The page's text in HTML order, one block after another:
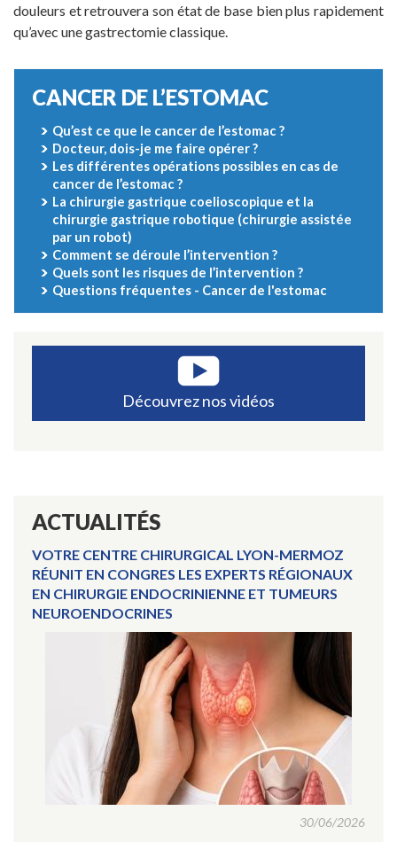
douleurs et retrouvera son état de base bien plus rapidement
qu’avec une gastrectomie classique.
CANCER DE L’ESTOMAC
Qu’est ce que le cancer de l’estomac ?
Docteur, dois-je me faire opérer ?
Les différentes opérations possibles en cas de
cancer de l’estomac ?
La chirurgie gastrique coelioscopique et la
chirurgie gastrique robotique (chirurgie assistée
par un robot)
Comment se déroule l’intervention ?
Quels sont les risques de l’intervention ?
Questions fréquentes - Cancer de l'estomac
Découvrez nos vidéos
ACTUALITÉS
VOTRE CENTRE CHIRURGICAL LYON-MERMOZ
RÉUNIT EN CONGRES LES EXPERTS RÉGIONAUX
EN CHIRURGIE ENDOCRINIENNE ET TUMEURS
NEUROENDOCRINES
30/06/2026